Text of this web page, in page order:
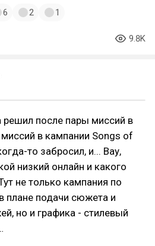
6 2 1
9.8K
решил после пары миссий в
миссий в кампании Songs of
то забросил, и... Вау,
низкий онлайн и какого
не только кампания по
плане подачи сюжета и
но и графика - стилевый